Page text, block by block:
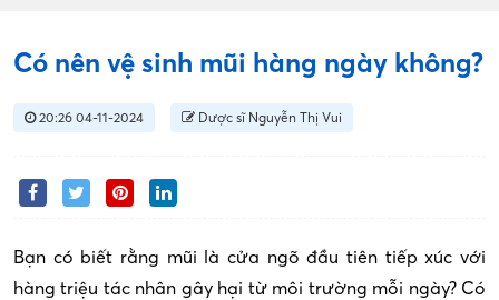
Có nên vệ sinh mũi hàng ngày không?
20:26 04-11-2024 Dược sĩ Nguyễn Thị Vui
Bạn có biết rằng mũi là cửa ngõ đầu tiên tiếp xúc với
hàng triệu tác nhân gây hại từ môi trường mỗi ngày? Có